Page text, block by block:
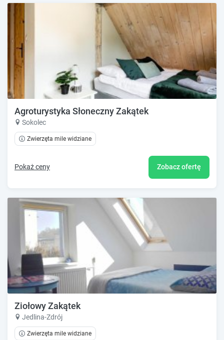
Agroturystyka Słoneczny Zakątek
Sokolec
Zwierzęta mile widziane
Pokaż ceny Zobacz ofertę
Ziołowy Zakątek
Jedlina-Zdrój
Zwierzęta mile widziane